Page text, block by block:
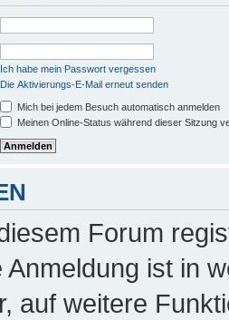
Ich habe mein Passwort vergessen
Die Aktivierungs-E-Mail erneut senden
Mich bei jedem Besuch automatisch anmelden
Meinen Online-Status während dieser Sitzung
Forum
Anmeldung ist in
auf weitere